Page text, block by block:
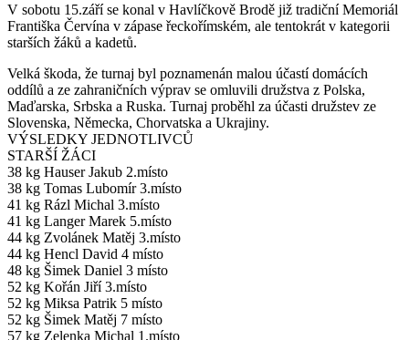
V sobotu 15.září se konal v Havlíčkově Brodě již tradiční Memoriál
Františka Červína v zápase řeckořímském, ale tentokrát v kategorii
starších žáků a kadetů.
Velká škoda, že turnaj byl poznamenán malou účastí domácích
oddílů a ze zahraničních výprav se omluvili družstva z Polska,
Maďarska, Srbska a Ruska. Turnaj proběhl za účasti družstev ze
Slovenska, Německa, Chorvatska a Ukrajiny.
VÝSLEDKY JEDNOTLIVCŮ
STARŠÍ ŽÁCI
38 kg Hauser Jakub 2.místo
38 kg Tomas Lubomír 3.místo
41 kg Rázl Michal 3.místo
41 kg Langer Marek 5.místo
44 kg Zvolánek Matěj 3.místo
44 kg Hencl David 4 místo
48 kg Šimek Daniel 3 místo
52 kg Kořán Jiří 3.místo
52 kg Miksa Patrik 5 místo
52 kg Šimek Matěj 7 místo
57 kg Zelenka Michal 1.místo